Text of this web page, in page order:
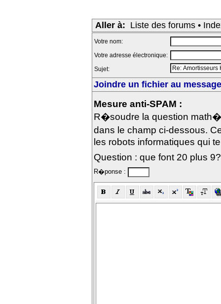
Aller à: Liste des forums •
Votre nom:
Votre adresse électronique:
Sujet:
Joindre un fichier au
Mesure anti-SPAM :
R�soudre la question
dans le champ ci-dessous.
les robots informatiques qui
Question : que font 20 plus 9?
R�ponse :